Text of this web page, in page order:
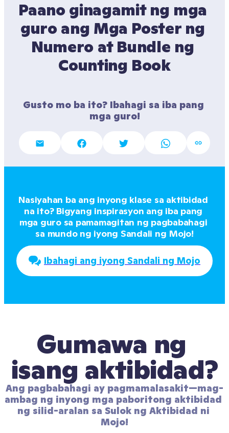
Paano ginagamit ng mga
guro ang Mga Poster ng
Numero at Bundle ng
Counting Book
Gusto mo ba ito? Ibahagi sa iba pang
mga guro!
Nasiyahan ba ang inyong klase sa aktibidad
na ito? Bigyang inspirasyon ang iba pang
mga guro sa pamamagitan ng pagbabahagi
sa mundo ng iyong Sandali ng Mojo!
Ibahagi ang iyong Sandali ng Mojo
Gumawa ng
isang aktibidad?
Ang pagbabahagi ay pagmamalasakit—mag-
ambag ng inyong mga paboritong aktibidad
ng silid-aralan sa Sulok ng Aktibidad ni
Mojo!